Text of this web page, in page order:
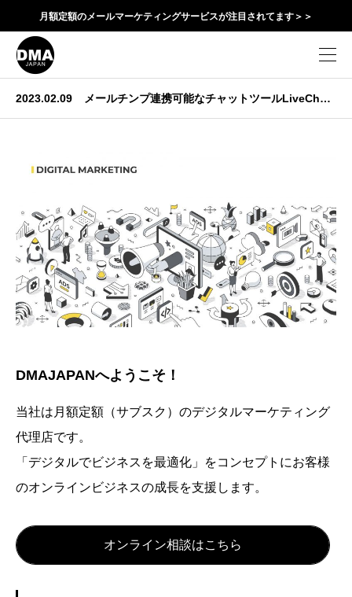
月額定額のメールマーケティングサービスが注目されてます＞＞
2023.02.09 メールチンプ連携可能なチャットツールLiveChat
した。
DMAJAPANへようこそ！
当社は月額定額（サブスク）のデジタルマーケティング
代理店です。
「デジタルでビジネスを最適化」をコンセプトにお客様
のオンラインビジネスの成長を支援します。
オンライン相談はこちら